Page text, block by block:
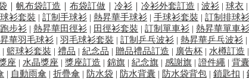
帆布袋訂造 布袋訂做 冷衫 冷衫外套訂造 | 波衫 | 球衣 |
衫套裝 | 訂制手球衫 | 熱昇華手球衫 | 手球衫套裝 | 訂制排球衫
跑步衫 | 熱昇華田徑衫 | 田徑衫套裝 | 訂制單車衫 | 熱昇華單車衫
華羽毛球衫 | 羽毛球衫套裝 | 訂制乒乓波衫 | 熱昇華乒乓波衫 |
| 籃球衫套裝 | 禮品 | 紀念品 | 贈品禮品訂造 | 廣告杯 | 水樽訂造 |
座 | 水晶獎座 | 獎座訂造 | 錦旗 | 紀念旗 | 感謝旗 | 證件繩 | 背囊
| 自動雨傘 | 折疊傘 | 防水袋 | 防水背囊 | 防水袋背包 | 鎖匙扣 |